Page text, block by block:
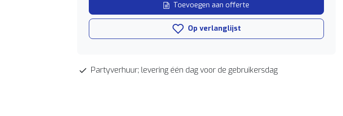
Toevoegen aan offerte
Op verlanglijst
Partyverhuur; levering één dag voor de gebruikersdag